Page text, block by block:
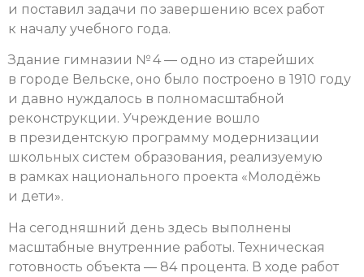
и поставил задачи по завершению всех работ
к началу учебного года.
Здание гимназии № 4 — одно из старейших
в городе Вельске, оно было построено в 1910 году
и давно нуждалось в полномасштабной
реконструкции. Учреждение вошло
в президентскую программу модернизации
школьных систем образования, реализуемую
в рамках национального проекта «Молодёжь
и дети».
На сегодняшний день здесь выполнены
масштабные внутренние работы. Техническая
готовность объекта — 84 процента. В ходе работ